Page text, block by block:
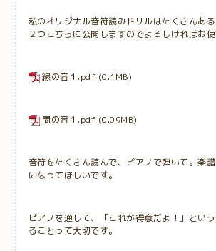
私のオリジナル音符読みドリルはたくさんあ
２つこちらに公開しますのでよろしければお使
線の音１.pdf (0.1MB)
間の音１.pdf (0.09MB)
音符をたくさん読んで、ピアノで弾いて。楽
になってほしいです。
ピアノを通して、「これが得意だよ！」とい
ることって大切です。